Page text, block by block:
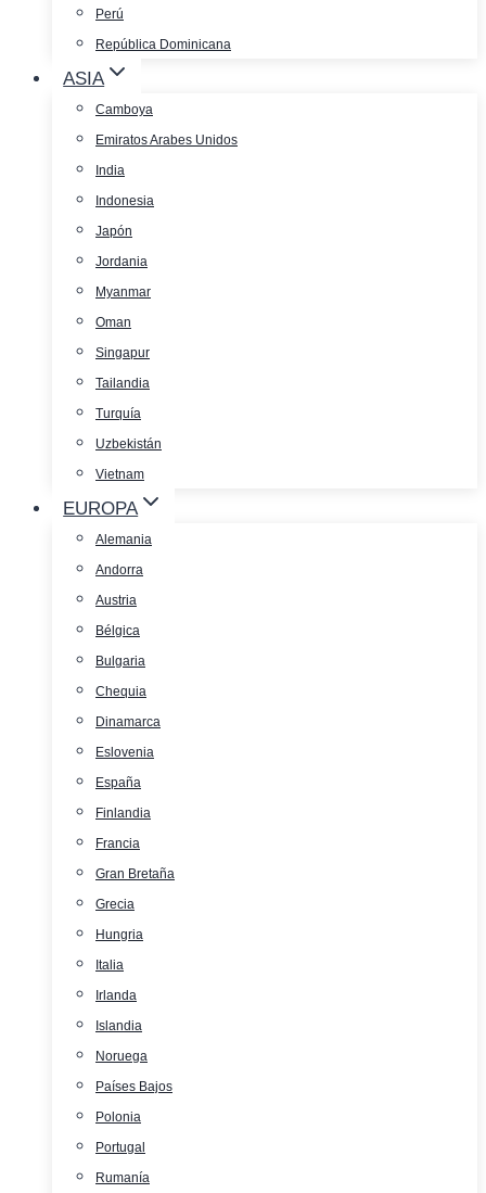
Perú
República Dominicana
ASIA
Camboya
Emiratos Arabes Unidos
India
Indonesia
Japón
Jordania
Myanmar
Oman
Singapur
Tailandia
Turquía
Uzbekistán
Vietnam
EUROPA
Alemania
Andorra
Austria
Bélgica
Bulgaria
Chequia
Dinamarca
Eslovenia
España
Finlandia
Francia
Gran Bretaña
Grecia
Hungria
Italia
Irlanda
Islandia
Noruega
Países Bajos
Polonia
Portugal
Rumanía